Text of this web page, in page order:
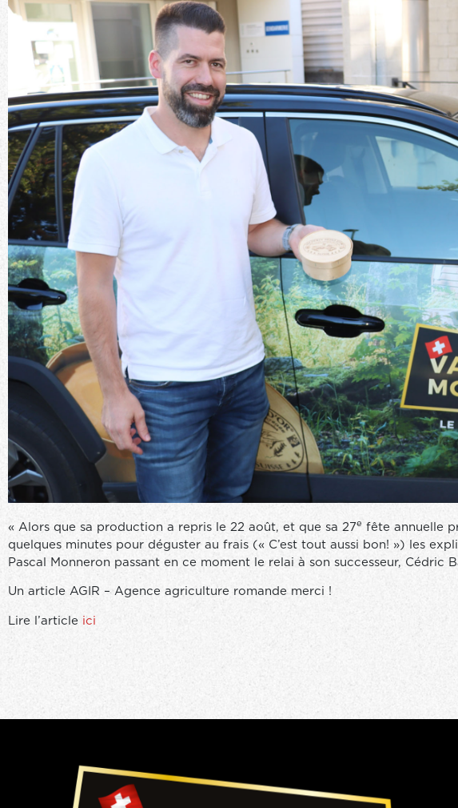
« Alors que sa production a repris le 22 août, et que sa 27e fête annuelle
quelques minutes pour déguster au frais (« C’est tout aussi bon! ») les
Pascal Monneron passant en ce moment le relai à son successeur,
Un article AGIR – Agence agriculture romande merci !
Lire l’article ici